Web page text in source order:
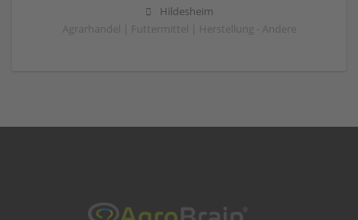
Hildesheim
Agrarhandel | Futtermittel | Herstellung - Andere